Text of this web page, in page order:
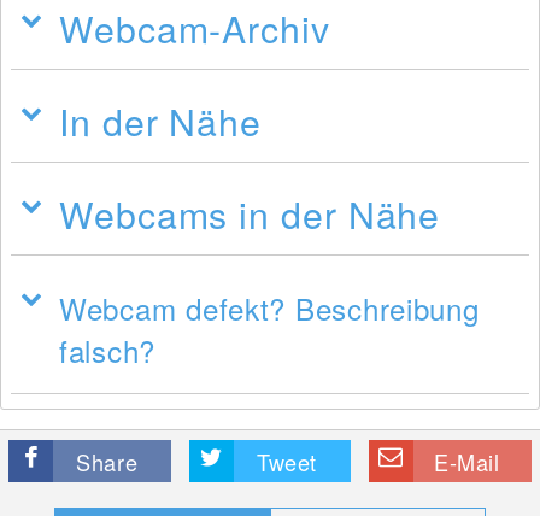
Webcam-Archiv
In der Nähe
Webcams in der Nähe
Webcam defekt? Beschreibung
falsch?
Share Tweet E-Mail